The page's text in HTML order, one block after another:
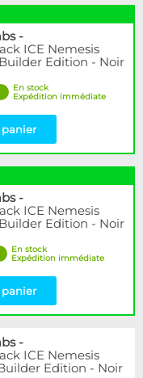
-
ICE Nemesis
Edition - Noir
En stock
Expédition immédiate
panier
-
ICE Nemesis
Edition - Noir
En stock
Expédition immédiate
panier
-
ICE Nemesis
Edition - Noir